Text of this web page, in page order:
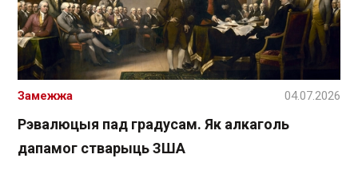
Рэвалюцыя пад градусам. Як алкаголь
дапамог стварыць ЗША
Замежжа 04.07.2026